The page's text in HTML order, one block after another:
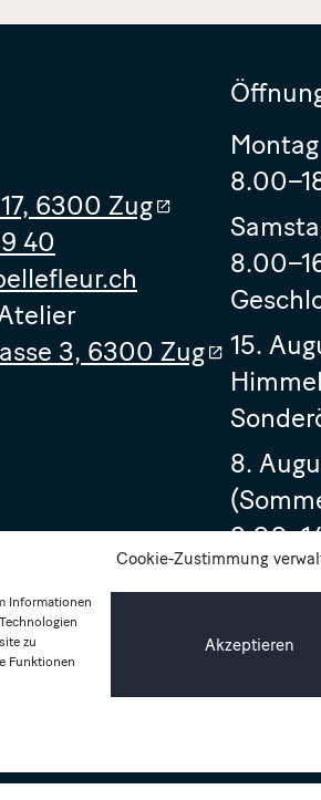
Cookie-Zustimmung
Informationen
zu
Funktionen
Akzeptieren
6300 Zug
40
3, 6300 Zug
15.
8.